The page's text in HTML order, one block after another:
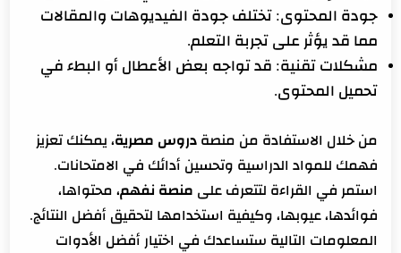
جودة المحتوى: تختلف جودة الفيديوهات والمقالات
مما قد يؤثر على تجربة التعلم.
مشكلات تقنية: قد تواجه بعض الأعطال أو البطء في
تحميل المحتوى.
من خلال الاستفادة من منصةدروس مصرية، يمكنك تعزيز
فهمك للمواد الدراسية وتحسين أدائك في الامتحانات.
استمر في القراءة لتتعرف على منصة نفهم، محتواها،
فوائدها، عيوبها، وكيفية استخدامها لتحقيق أفضل النتائج.
المعلومات التالية ستساعدك في اختيار أفضل الأدوات